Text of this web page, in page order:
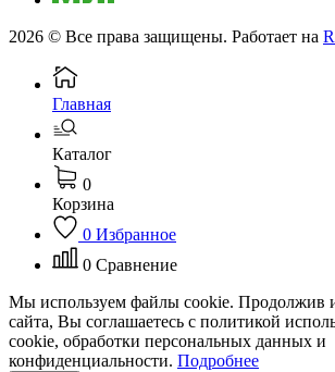
2026 © Все права защищены. Работает на
Главная
Каталог
0
Корзина
0 Избранное
0 Сравнение
Мы используем файлы cookie. Продолжив
сайта, Вы соглашаетесь с политикой
cookie, обработки персональных данных и
конфиденциальности. Подробнее